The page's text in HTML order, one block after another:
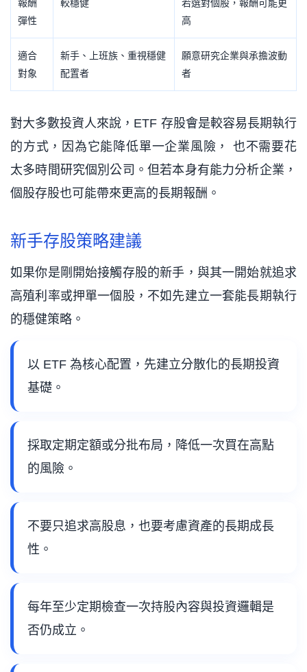
報酬
彈性
較穩健
若選對個股，報酬可能更
高
適合
對象
新手、上班族、重視穩健
配置者
願意研究企業與承擔波動
者
對大多數投資人來說，ETF 存股會是較容易長期執行
的方式，因為它能降低單一企業風險， 也不需要花
太多時間研究個別公司。但若本身有能力分析企業，
個股存股也可能帶來更高的長期報酬。
新手存股策略建議
如果你是剛開始接觸存股的新手，與其一開始就追求
高殖利率或押單一個股，不如先建立一套能長期執行
的穩健策略。
以 ETF 為核心配置，先建立分散化的長期投資
基礎。
採取定期定額或分批布局，降低一次買在高點
的風險。
不要只追求高股息，也要考慮資產的長期成長
性。
每年至少定期檢查一次持股內容與投資邏輯是
否仍成立。